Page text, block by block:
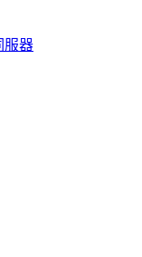
服器